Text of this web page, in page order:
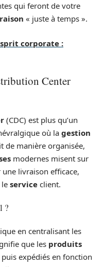
qui feront de votre
« juste à temps ».
corporate :
Center
(CDC) est plus qu’un
où la gestion
de manière organisée,
modernes misent sur
livraison efficace,
service client.
?
en centralisant les
que les produits
expédiés en fonction